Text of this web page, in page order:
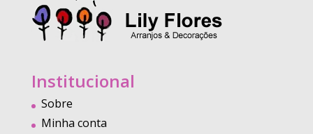
Institucional
Sobre
Minha conta